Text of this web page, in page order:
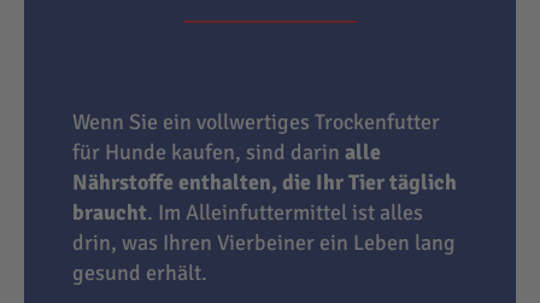
Wenn Sie ein vollwertiges Trockenfutter
für Hunde kaufen, sind darin alle
Nährstoffe enthalten, die Ihr Tier täglich
braucht. Im Alleinfuttermittel ist alles
drin, was Ihren Vierbeiner ein Leben lang
gesund erhält.